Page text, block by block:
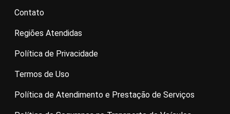
Contato
Regiões Atendidas
Política de Privacidade
Termos de Uso
Política de Atendimento e Prestação de Serviços